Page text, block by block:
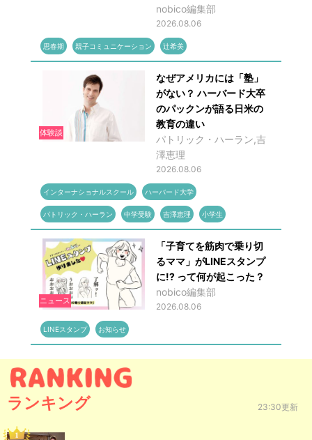
nobico編集部
2026.08.06
思春期 親子コミュニケーション 辻希美
体験談
なぜアメリカには「塾」
がない？ ハーバード大卒
のパックンが語る日米の
教育の違い
パトリック・ハーラン,吉
澤恵理
2026.08.06
インターナショナルスクール ハーバード大学
パトリック・ハーラン 中学受験 吉澤恵理 小学生
ニュース
「子育てを筋肉で乗り切
るママ」がLINEスタンプ
に!? って何が起こった？
nobico編集部
2026.08.06
LINEスタンプ お知らせ
ランキング 23:30更新